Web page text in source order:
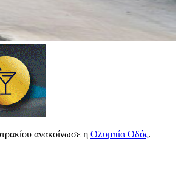
ανακοίνωσε η Ολυμπία Οδός.